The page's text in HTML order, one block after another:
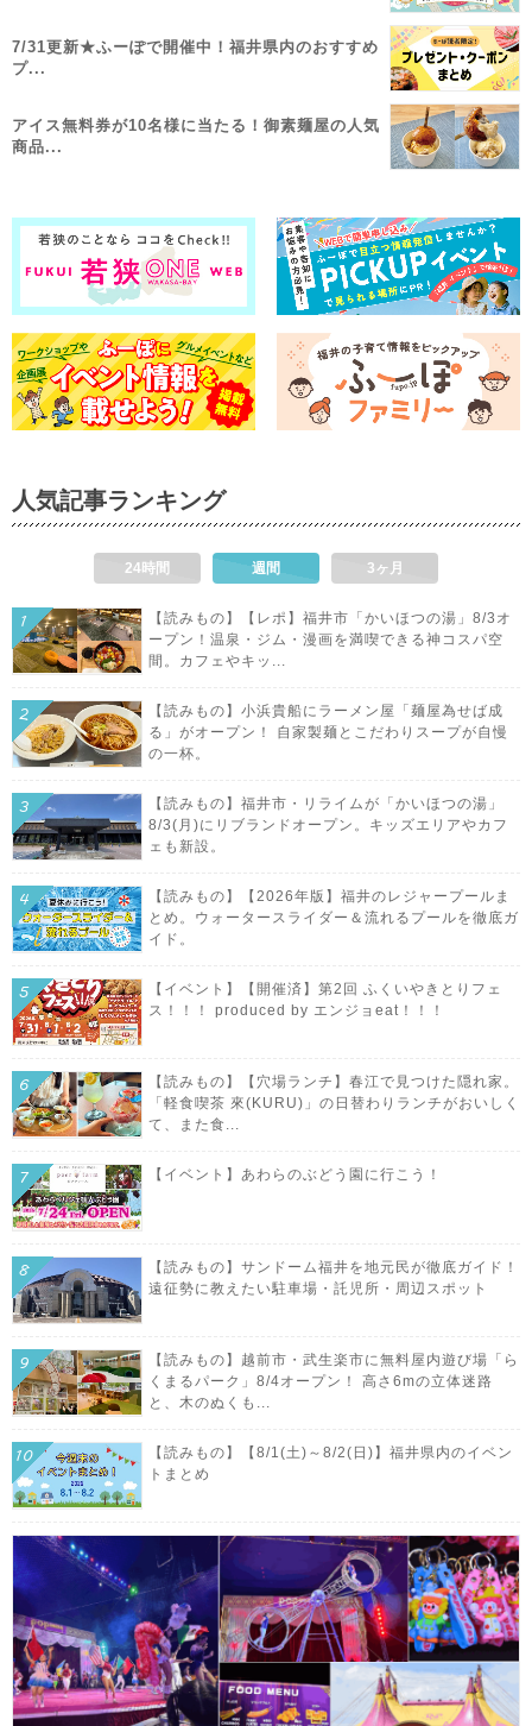
7/31更新★ふーぽで開催中！福井県内のおすすめ
プ...
アイス無料券が10名様に当たる！御素麺屋の人気
商品...
人気記事ランキング
24時間 週間 3ヶ月
【読みもの】【レポ】福井市「かいほつの湯」8/3オ
ープン！温泉・ジム・漫画を満喫できる神コスパ空
間。カフェやキッ...
【読みもの】小浜貴船にラーメン屋「麺屋為せば成
る」がオープン！ 自家製麺とこだわりスープが自慢
の一杯。
【読みもの】福井市・リライムが「かいほつの湯」
8/3(月)にリブランドオープン。キッズエリアやカフ
ェも新設。
【読みもの】【2026年版】福井のレジャープールま
とめ。ウォータースライダー＆流れるプールを徹底ガ
イド。
【イベント】【開催済】第2回 ふくいやきとりフェ
ス！！！ produced by エンジョeat！！！
【読みもの】【穴場ランチ】春江で見つけた隠れ家。
「軽食喫茶 來(KURU)」の日替わりランチがおいしく
て、また食...
【イベント】あわらのぶどう園に行こう！
【読みもの】サンドーム福井を地元民が徹底ガイド！
遠征勢に教えたい駐車場・託児所・周辺スポット
【読みもの】越前市・武生楽市に無料屋内遊び場「ら
くまるパーク」8/4オープン！ 高さ6mの立体迷路
と、木のぬくも...
【読みもの】【8/1(土)～8/2(日)】福井県内のイベン
トまとめ